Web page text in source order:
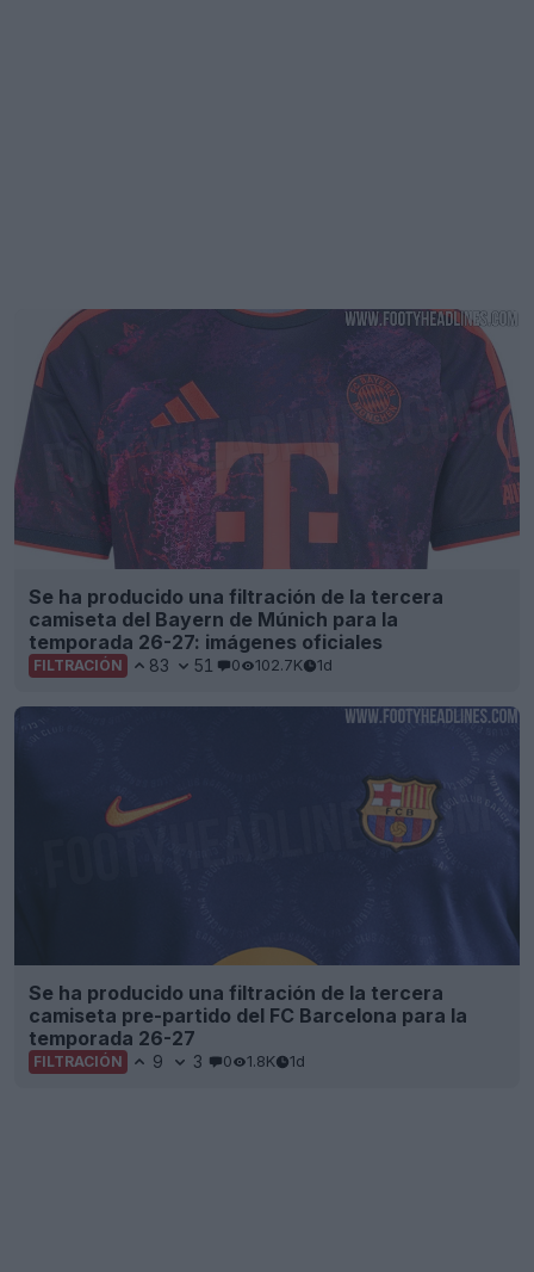
Se ha producido una filtración de la tercera
camiseta del Bayern de Múnich para la
temporada 26-27: imágenes oficiales
FILTRACIÓN 83 51 0 102.7K 1d
Se ha producido una filtración de la tercera
camiseta pre-partido del FC Barcelona para la
temporada 26-27
FILTRACIÓN 9 3 0 1.8K 1d